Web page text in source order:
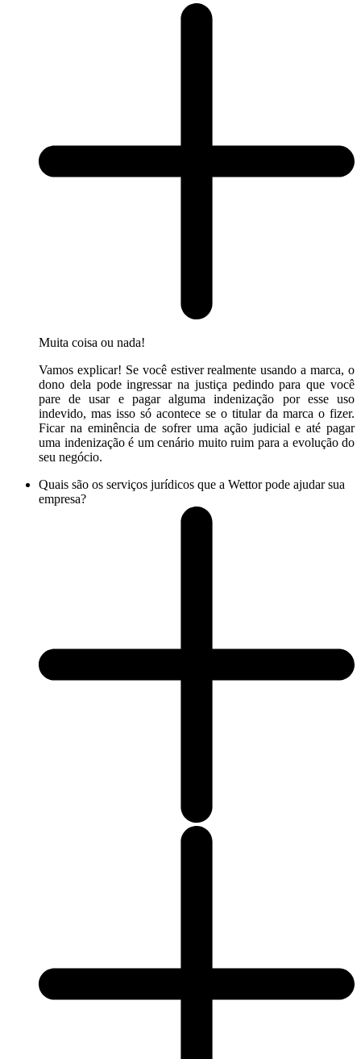
Muita coisa ou nada!
Vamos explicar! Se você estiver realmente usando a marca, o
dono dela pode ingressar na justiça pedindo para que você
pare de usar e pagar alguma indenização por esse uso
indevido, mas isso só acontece se o titular da marca o fizer.
Ficar na eminência de sofrer uma ação judicial e até pagar
uma indenização é um cenário muito ruim para a evolução do
seu negócio.
Quais são os serviços jurídicos que a Wettor pode ajudar sua
empresa?